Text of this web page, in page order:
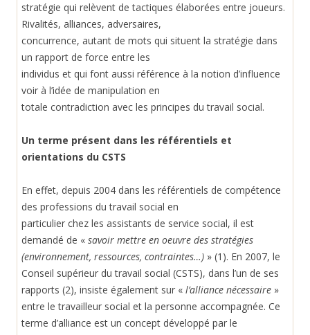
stratégie qui relèvent de tactiques élaborées entre joueurs.
Rivalités, alliances, adversaires,
concurrence, autant de mots qui situent la stratégie dans
un rapport de force entre les
individus et qui font aussi référence à la notion d’influence
voir à l’idée de manipulation en
totale contradiction avec les principes du travail social.
Un terme présent dans les référentiels et
orientations du CSTS
En effet, depuis 2004 dans les référentiels de compétence
des professions du travail social en
particulier chez les assistants de service social, il est
demandé de « savoir mettre en oeuvre des stratégies
(environnement, ressources, contraintes…) » (1). En 2007, le
Conseil supérieur du travail social (CSTS), dans l’un de ses
rapports (2), insiste également sur « l’alliance nécessaire »
entre le travailleur social et la personne accompagnée. Ce
terme d’alliance est un concept développé par le